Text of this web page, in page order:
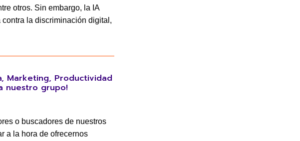
otros. Sin embargo, la IA
la discriminación digital,
Marketing, Productividad
nuestro grupo!
o buscadores de nuestros
a la hora de ofrecernos